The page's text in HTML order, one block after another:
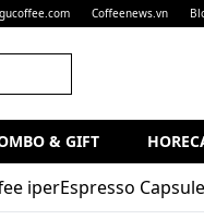
Coffeenews.vn
& GIFT
iperEspresso